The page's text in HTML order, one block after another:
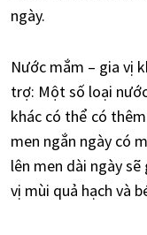
ngày.
Nước mắm – gia vị
trợ: Một số loại
khác có thể có
men ngắn ngày có
lên men dài ngày
vị mùi quả hạch và